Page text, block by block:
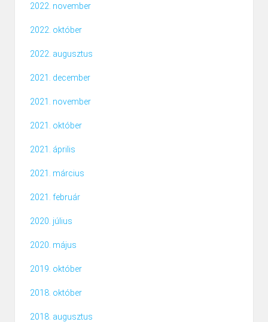
2022. november
2022. október
2022. augusztus
2021. december
2021. november
2021. október
2021. április
2021. március
2021. február
2020. július
2020. május
2019. október
2018. október
2018. augusztus